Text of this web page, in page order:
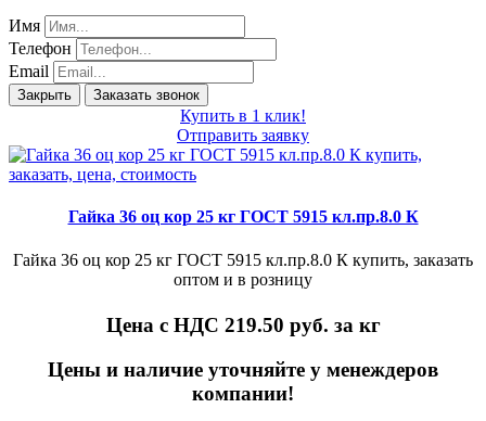
Имя
Телефон
Email
Закрыть Заказать звонок
Купить в 1 клик!
Отправить заявку
Гайка 36 оц кор 25 кг ГОСТ 5915 кл.пр.8.0 К
Гайка 36 оц кор 25 кг ГОСТ 5915 кл.пр.8.0 К купить, заказать
оптом и в розницу
Цена с НДС 219.50 руб. за кг
Цены и наличие уточняйте у менеждеров
компании!